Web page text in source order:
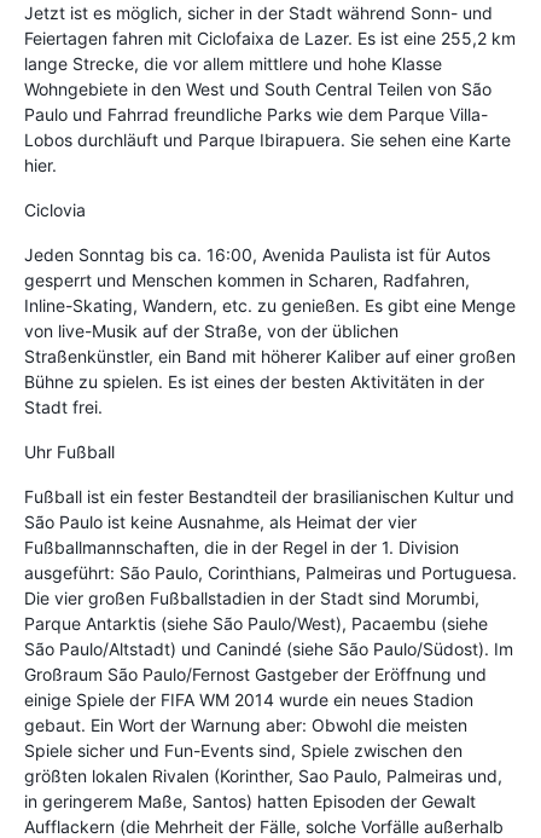
Jetzt ist es möglich, sicher in der Stadt während Sonn- und
Feiertagen fahren mit Ciclofaixa de Lazer. Es ist eine 255,2 km
lange Strecke, die vor allem mittlere und hohe Klasse
Wohngebiete in den West und South Central Teilen von São
Paulo und Fahrrad freundliche Parks wie dem Parque Villa-
Lobos durchläuft und Parque Ibirapuera. Sie sehen eine Karte
hier.
Ciclovia
Jeden Sonntag bis ca. 16:00, Avenida Paulista ist für Autos
gesperrt und Menschen kommen in Scharen, Radfahren,
Inline-Skating, Wandern, etc. zu genießen. Es gibt eine Menge
von live-Musik auf der Straße, von der üblichen
Straßenkünstler, ein Band mit höherer Kaliber auf einer großen
Bühne zu spielen. Es ist eines der besten Aktivitäten in der
Stadt frei.
Uhr Fußball
Fußball ist ein fester Bestandteil der brasilianischen Kultur und
São Paulo ist keine Ausnahme, als Heimat der vier
Fußballmannschaften, die in der Regel in der 1. Division
ausgeführt: São Paulo, Corinthians, Palmeiras und Portuguesa.
Die vier großen Fußballstadien in der Stadt sind Morumbi,
Parque Antarktis (siehe São Paulo/West), Pacaembu (siehe
São Paulo/Altstadt) und Canindé (siehe São Paulo/Südost). Im
Großraum São Paulo/Fernost Gastgeber der Eröffnung und
einige Spiele der FIFA WM 2014 wurde ein neues Stadion
gebaut. Ein Wort der Warnung aber: Obwohl die meisten
Spiele sicher und Fun-Events sind, Spiele zwischen den
größten lokalen Rivalen (Korinther, Sao Paulo, Palmeiras und,
in geringerem Maße, Santos) hatten Episoden der Gewalt
Aufflackern (die Mehrheit der Fälle, solche Vorfälle außerhalb